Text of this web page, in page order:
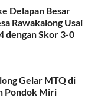
Delapan Besar
Rawakalong Usai
dengan Skor 3-0
Gelar MTQ di
Pondok Miri